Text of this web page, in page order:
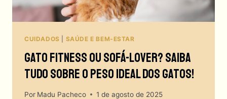
CUIDADOS SAÚDE E BEM-ESTAR
Gato Fitness Ou Sofá-Lover? Saiba
Tudo Sobre O Peso Ideal Dos Gatos!
Por Madu Pacheco 1 de agosto de 2025